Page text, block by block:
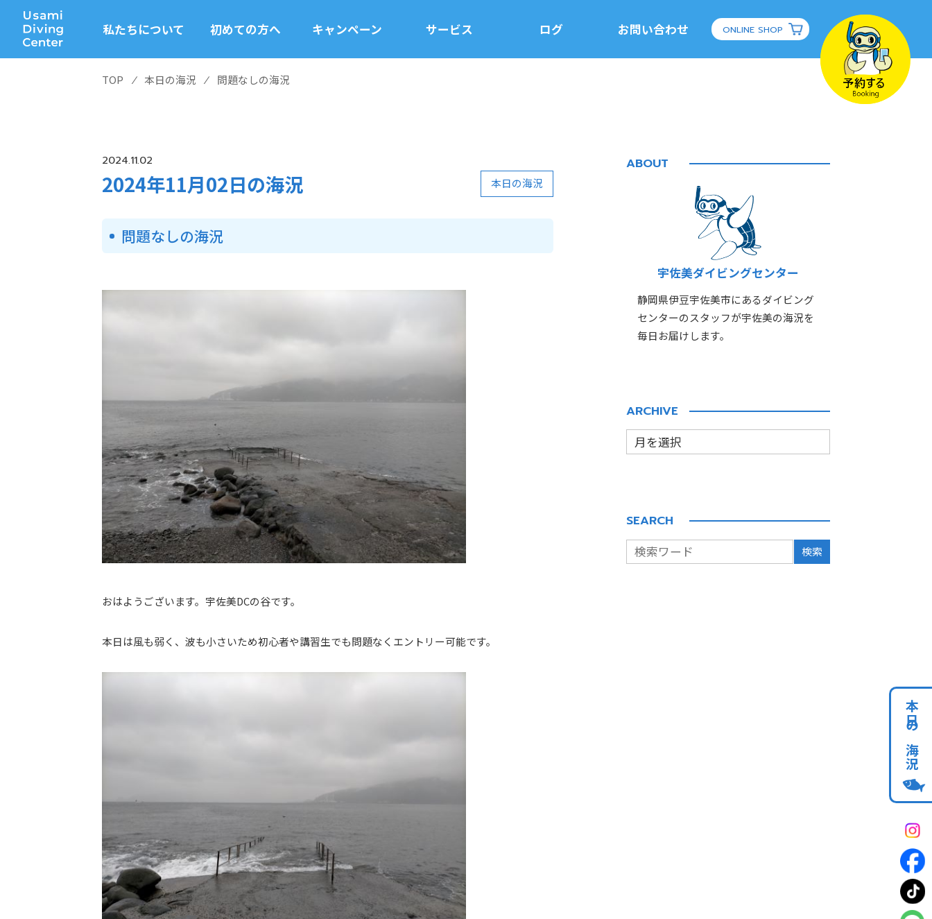
私たちについて 初めての方へ キャンペーン サービス ログ お問い合わせ ONLINE SHOP
本日の海況
TOP ⁄ 本日の海況 ⁄ 問題なしの海況
2024.11.02
2024年11月02日の海況 本日の海況
問題なしの海況
おはようございます。宇佐美DCの谷です。
本日は風も弱く、波も小さいため初心者や講習生でも問題なくエントリー可能です。
ABOUT
宇佐美ダイビングセンター
静岡県伊豆宇佐美市にあるダイビング
センターのスタッフが宇佐美の海況を
毎日お届けします。
ARCHIVE
SEARCH
検索